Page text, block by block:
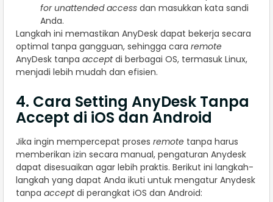
for unattended access dan masukkan kata sandi
Anda.
Langkah ini memastikan AnyDesk dapat bekerja secara
optimal tanpa gangguan, sehingga cara remote
AnyDesk tanpa acceptdi berbagai OS, termasuk Linux,
menjadi lebih mudah dan efisien.
4. Cara Setting AnyDesk Tanpa
Accept di iOS dan Android
Jika ingin mempercepat proses remote tanpa harus
memberikan izin secara manual, pengaturan Anydesk
dapat disesuaikan agar lebih praktis. Berikut ini langkah-
langkah yang dapat Anda ikuti untuk mengatur Anydesk
tanpa acceptdi perangkat iOS dan Android: